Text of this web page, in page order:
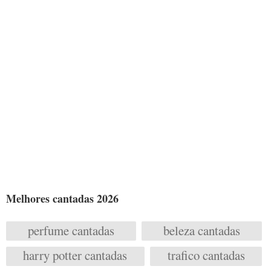
Melhores cantadas 2026
perfume cantadas
beleza cantadas
harry potter cantadas
trafico cantadas